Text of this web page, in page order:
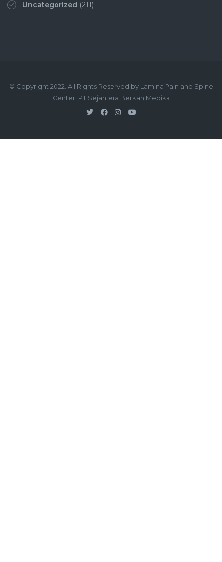
Uncategorized (211)
© Copyright 2022. All Rights Reserved by Lamina Pain and Spine
Center. PT Sejahtera Berkah Medika